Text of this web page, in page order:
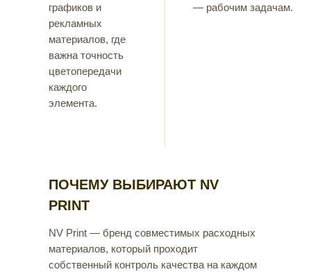
графиков и
рекламных
материалов, где
важна точность
цветопередачи
каждого
элемента.
— рабочим задачам.
ПОЧЕМУ ВЫБИРАЮТ NV
PRINT
NV Print — бренд совместимых расходных
материалов, который проходит
собственный контроль качества на каждом